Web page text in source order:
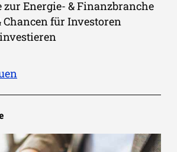
zur Energie- & Finanzbranche
Chancen für Investoren